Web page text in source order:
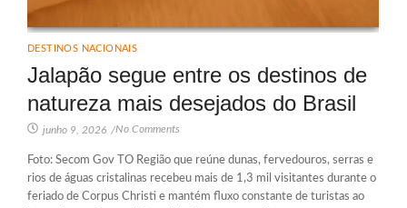
DESTINOS NACIONAIS
Jalapão segue entre os destinos de
natureza mais desejados do Brasil
junho 9, 2026 /No Comments
Foto: Secom Gov TO Região que reúne dunas, fervedouros, serras e
rios de águas cristalinas recebeu mais de 1,3 mil visitantes durante o
feriado de Corpus Christi e mantém fluxo constante de turistas ao